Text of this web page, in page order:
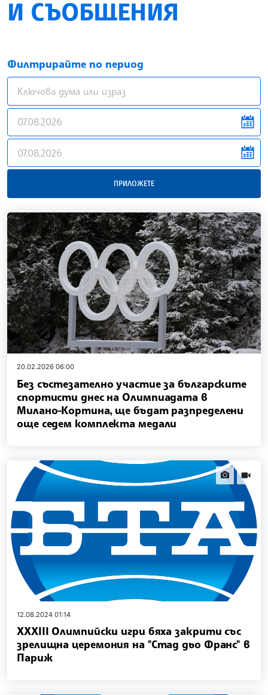
И СЪОБЩЕНИЯ
Филтрирайте по период
news.filter.from
news.filter.to
ПРИЛОЖЕТЕ
20.02.2026 06:00
Без състезателно участие за българските
спортисти днес на Олимпиадата в
Милано-Кортина, ще бъдат разпределени
още седем комплекта медали
news.images
12.08.2024 01:14
XXXIII Олимпийски игри бяха закрити със
зрелищна церемония на "Стад дьо Франс" в
Париж